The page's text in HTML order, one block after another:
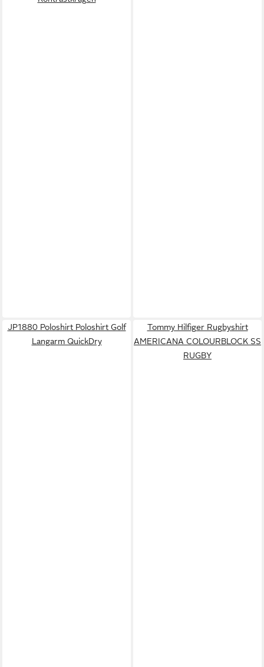
JP1880 Poloshirt Poloshirt Golf
Langarm QuickDry
Tommy Hilfiger Rugbyshirt
AMERICANA COLOURBLOCK SS
RUGBY